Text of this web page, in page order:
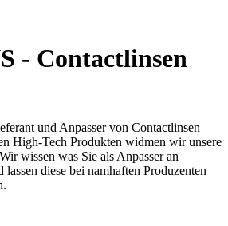
- Contactlinsen
und Anpasser von Contactlinsen
High-Tech Produkten widmen wir unsere
wissen was Sie als Anpasser an
diese bei namhaften Produzenten